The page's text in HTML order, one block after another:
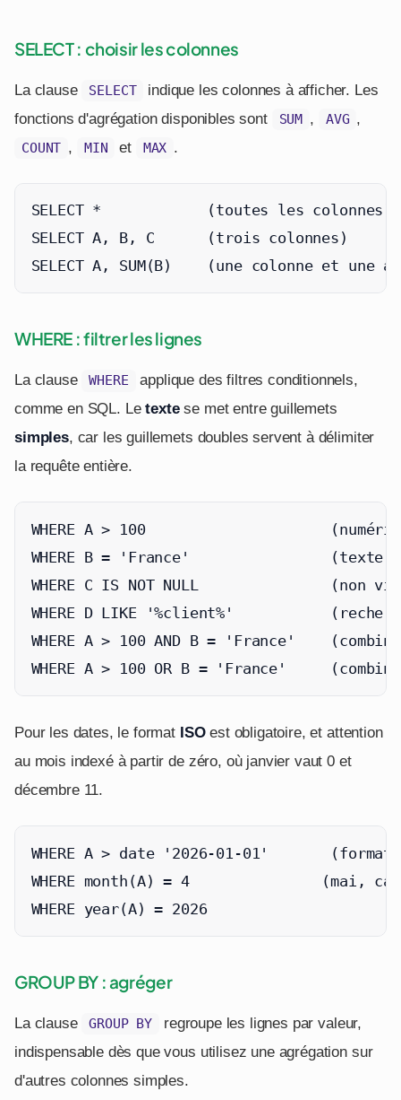
SELECT : choisir les colonnes
La clause SELECT
indique les colonnes à afficher. Les
fonctions d'agrégation disponibles sont
SUM , AVG ,
COUNT , MIN et MAX .
SELECT *            (toutes les colonnes)
SELECT A, B, C      (trois colonnes)
SELECT A, SUM(B)    (une colonne et une
WHERE : filtrer les lignes
La clause WHERE
applique des filtres conditionnels,
comme en SQL. Letextese met entre guillemets
simples, car les guillemets doubles servent à délimiter
la requête entière.
WHERE A > 100
WHERE B = 'France'                (texte,
WHERE C IS NOT NULL               (non
WHERE D LIKE '%client%'
WHERE A > 100 AND B = 'France'
WHERE A > 100 OR B = 'France'
Pour les dates, le format ISOest obligatoire, et attention
au mois indexé à partir de zéro, où janvier vaut 0 et
décembre 11.
WHERE A > date '2026-01-01'
WHERE month(A) = 4               (mai,
WHERE year(A) = 2026
GROUP BY : agréger
La clause GROUP BY
regroupe les lignes par valeur,
indispensable dès que vous utilisez une agrégation sur
d'autres colonnes simples.